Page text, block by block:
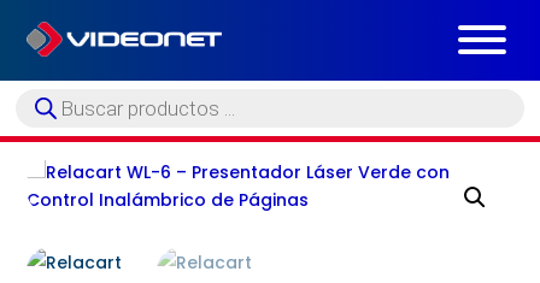
Búsqueda
de